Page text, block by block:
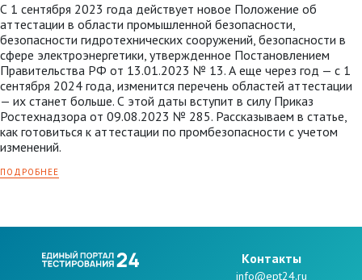
С 1 сентября 2023 года действует новое Положение об
аттестации в области промышленной безопасности,
безопасности гидротехнических сооружений, безопасности в
сфере электроэнергетики, утвержденное Постановлением
Правительства РФ от 13.01.2023 № 13. А еще через год — с 1
сентября 2024 года, изменится перечень областей аттестации
— их станет больше. С этой даты вступит в силу Приказ
Ростехнадзора от 09.08.2023 № 285. Рассказываем в статье,
как готовиться к аттестации по промбезопасности с учетом
изменений.
ПОДРОБНЕЕ
Kонтакты
info@ept24.ru